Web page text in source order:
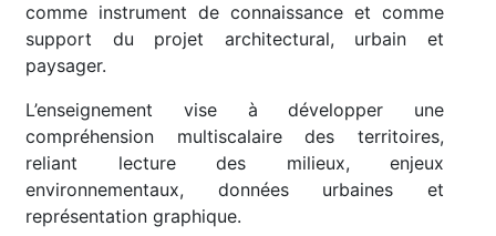
comme instrument de connaissance et comme
support du projet architectural, urbain et
paysager.
L’enseignement vise à développer une
compréhension multiscalaire des territoires,
reliant lecture des milieux, enjeux
environnementaux, données urbaines et
représentation graphique.